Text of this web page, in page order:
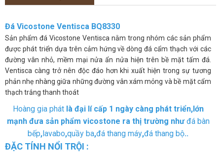
Đá Vicostone Ventisca BQ8330
Sản phẩm đá Vicostone Ventisca nằm trong nhóm các sản phẩm
được phát triển dựa trên cảm hứng về dòng đá cẩm thạch với các
đường vân nhỏ, mềm mại nửa ẩn nửa hiện trên bề mặt tấm đá.
Ventisca càng trở nên độc đáo hơn khi xuất hiện trong sự tương
phản nhẹ nhàng giữa những đường vân xám mỏng và bề mặt cẩm
thạch trắng thanh thoát
Hoàng gia phátlà đại lí cấp 1 ngày càng phát triển,lớn
mạnh đưa sản phẩm vicostone ra thị trường nhưđá bàn
bếp,lavabo,quầy ba,đá thang máy,đá thang bộ..
ĐẶC TÍNH NỔI TRỘI :